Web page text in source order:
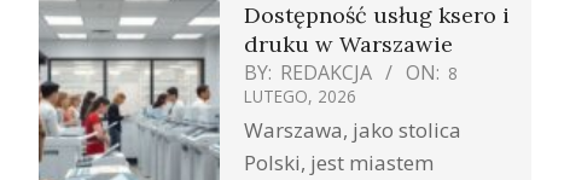
Dostępność usług ksero i
druku w Warszawie
BY: REDAKCJA ON: 8
LUTEGO, 2026
Warszawa, jako stolica
Polski, jest miastem